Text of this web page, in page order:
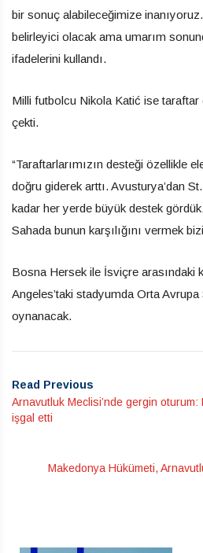
bir sonuç alabileceğimize
belirleyici olacak ama umarım
ifadelerini kullandı.
Milli futbolcu Nikola Katić ise
çekti.
“Taraftarlarımızın desteği özellikle
doğru giderek arttı. Avusturya’dan
kadar her yerde büyük destek
Sahada bunun karşılığını vermek
Bosna Hersek ile İsviçre arasındaki
Angeles’taki stadyumda Orta Avrupa
oynanacak.
Read Previous
Arnavutluk Meclisi’nde gergin oturum:
işgal etti
Makedonya Hükümeti,